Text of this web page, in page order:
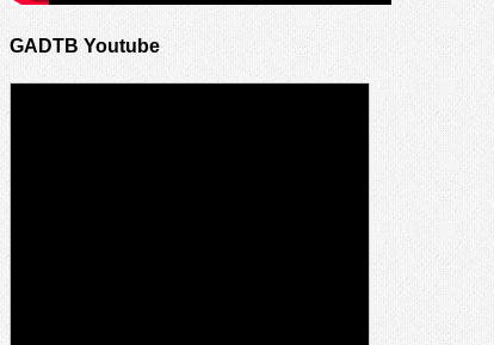
GADTB Youtube